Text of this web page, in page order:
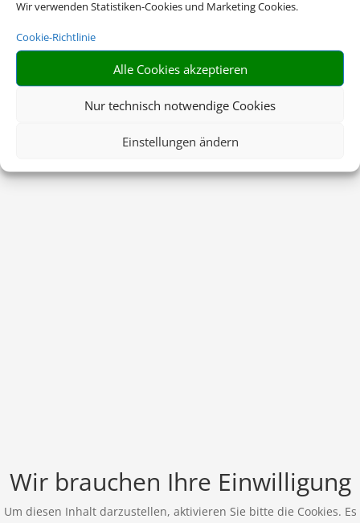
Wir verwenden Statistiken-Cookies und Marketing Cookies.
Cookie-Richtlinie
Alle Cookies akzeptieren
Nur technisch notwendige Cookies
Einstellungen ändern
Wir brauchen Ihre Einwilligung
Um diesen Inhalt darzustellen, aktivieren Sie bitte die Cookies. Es